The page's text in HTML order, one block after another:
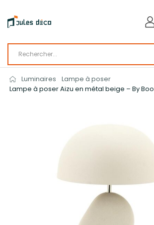
Luminaires
Lampe à poser
Lampe à poser Aizu en métal beige – By Boo